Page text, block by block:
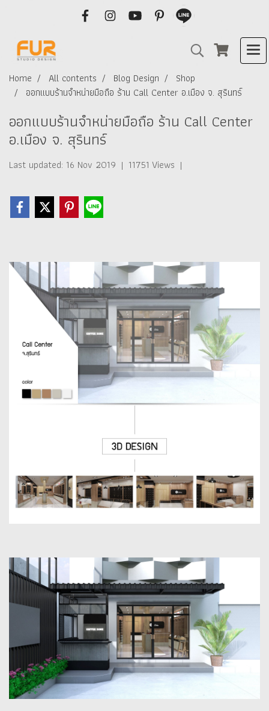
Home All contents Blog Design
Shop
ออกแบบร้านจำหน่ายมือถือ ร้าน Call Center อ.เมือง จ. สุรินทร์
ออกแบบร้านจำหน่ายมือถือ ร้าน Call Center
อ.เมือง จ. สุรินทร์
Last updated: 16 Nov 2019 | 11751 Views |